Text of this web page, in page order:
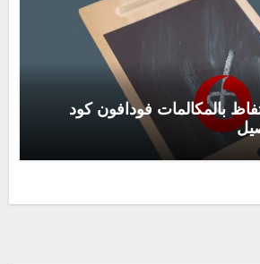
بالمكالمات فودافون كود